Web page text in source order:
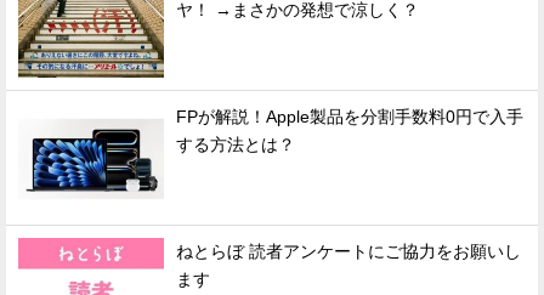
ヤ！ →まさかの発想で涼しく？
FPが解説！Apple製品を分割手数料0円で入手
する方法とは？
ねとらぼ 読者アンケートにご協力をお願いし
ます